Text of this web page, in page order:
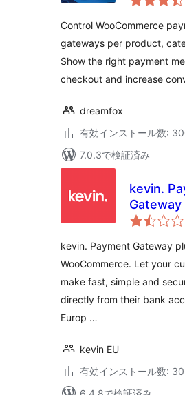
Control WooCommerce
gateways per product,
Show the right payment
checkout and increase
dreamfox
有効インストール数:
7.0.3で検証済み
kevin.
kevin. Payment Gateway
WooCommerce. Let your
make fast, simple and
directly from their bank
Europ …
kevin EU
有効インストール数: